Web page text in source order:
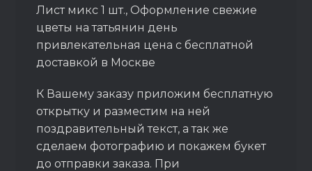
Лист микс 1 шт., Оформление свежие
цветы на татьянин день
привлекательная цена с бесплатной
доставкой в Москве
К Вашему заказу приложим бесплатную
открытку и разместим на ней
поздравительный текст, а так же
сделаем фотографию и покажем букет
до отправки заказа. При